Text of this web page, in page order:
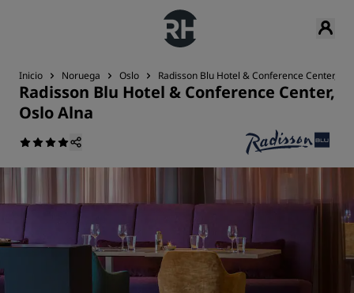
Inicio Noruega Oslo Radisson Blu Hotel & Conference Center,
Radisson Blu Hotel & Conference Center,
Oslo Alna